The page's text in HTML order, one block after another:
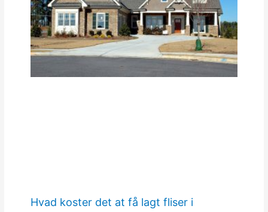
Hvad koster det at få lagt fliser i